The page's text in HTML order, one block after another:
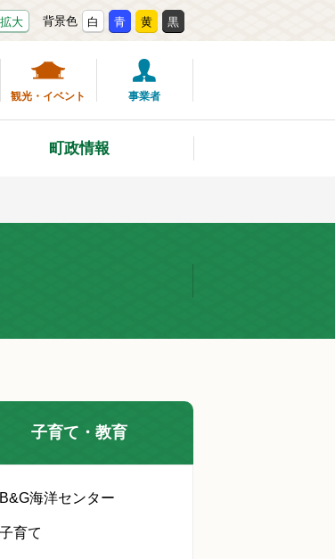
拡大 背景色 白 青 黄 黒
観光・イベント 事業者
町政情報
子育て・教育
B&G海洋センター
子育て